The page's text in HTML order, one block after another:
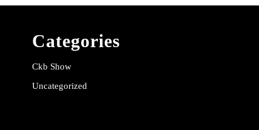
Categories
Ckb Show
Uncategorized